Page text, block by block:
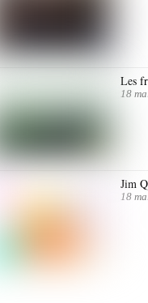
Les
18
Jim
18